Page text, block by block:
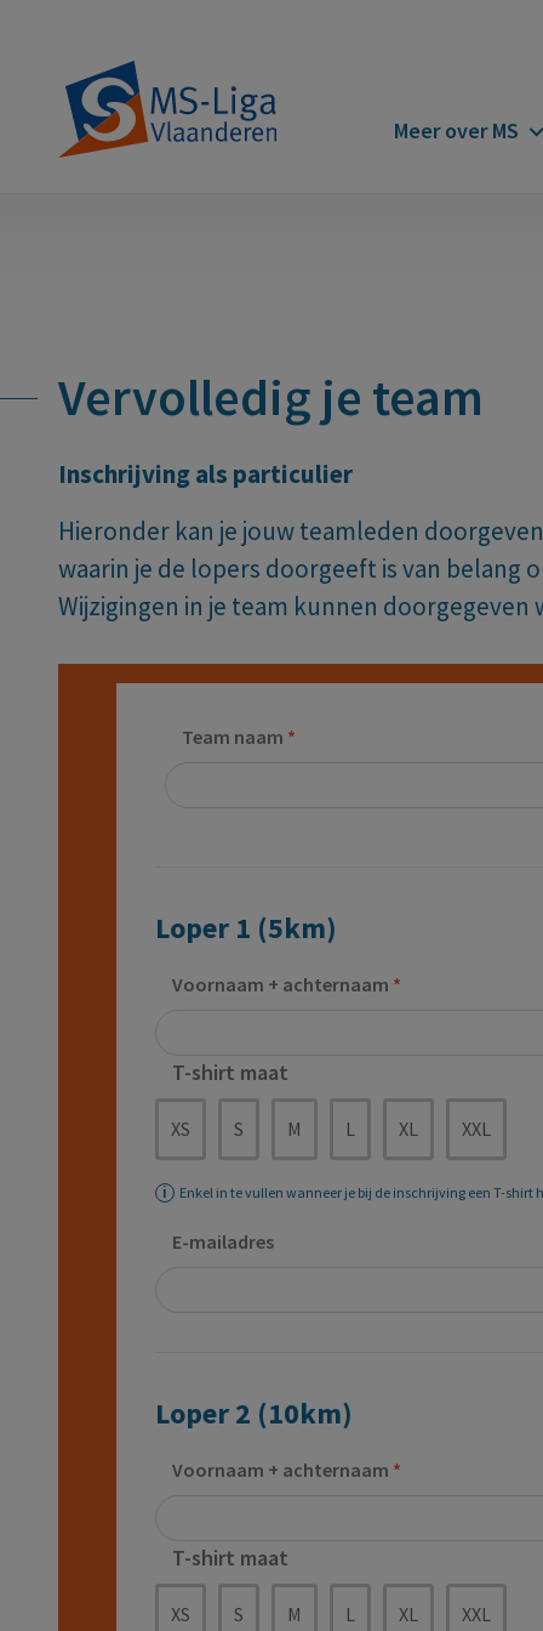
Meer over MS
Vervolledig je team
Inschrijving als particulier
Hieronder kan je jouw teamleden
waarin je de lopers doorgeeft is van
Wijzigingen in je team kunnen doorgegeven
Team naam
Loper 1 (5km)
Voornaam + achternaam
T-shirt maat
XS S M L XL XXL
Enkel in te vullen wanneer je bij de inschrijving een T-shirt
E-mailadres
Loper 2 (10km)
Voornaam + achternaam
T-shirt maat
XS S M L XL XXL